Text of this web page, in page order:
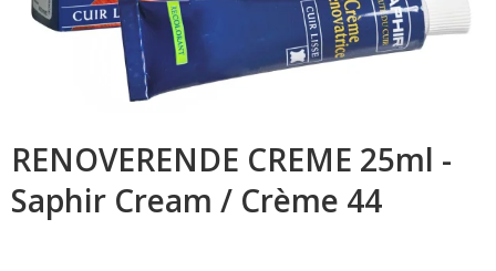
RENOVERENDE CREME 25ml -
Saphir Cream / Crème 44